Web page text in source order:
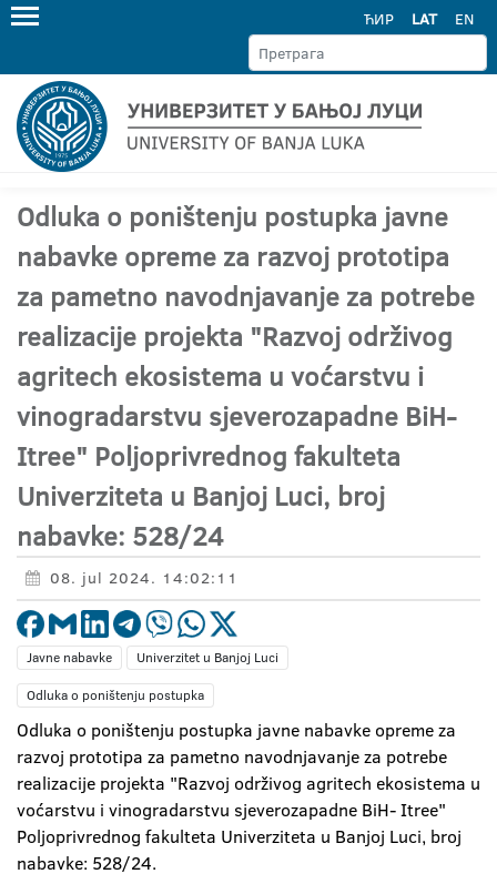
ЋИР LAT EN
Odluka o poništenju postupka javne
nabavke opreme za razvoj prototipa
za pametno navodnjavanje za potrebe
realizacije projekta "Razvoj održivog
agritech ekosistema u voćarstvu i
vinogradarstvu sjeverozapadne BiH-
Itree" Poljoprivrednog fakulteta
Univerziteta u Banjoj Luci, broj
nabavke: 528/24
08. jul 2024. 14:02:11
Javne nabavke
Univerzitet u Banjoj Luci
Odluka o poništenju postupka
Odluka o poništenju postupka javne nabavke opreme za
razvoj prototipa za pametno navodnjavanje za potrebe
realizacije projekta "Razvoj održivog agritech ekosistema u
voćarstvu i vinogradarstvu sjeverozapadne BiH- Itree"
Poljoprivrednog fakulteta Univerziteta u Banjoj Luci, broj
nabavke: 528/24.